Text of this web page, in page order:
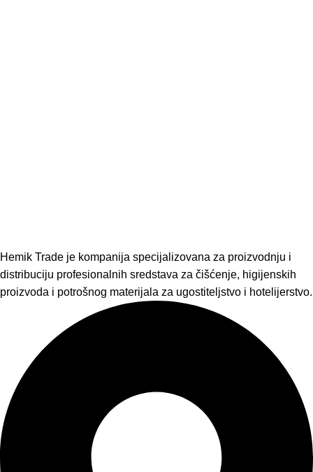
Hemik Trade je kompanija specijalizovana za proizvodnju i
distribuciju profesionalnih sredstava za čišćenje, higijenskih
proizvoda i potrošnog materijala za ugostiteljstvo i hotelijerstvo.